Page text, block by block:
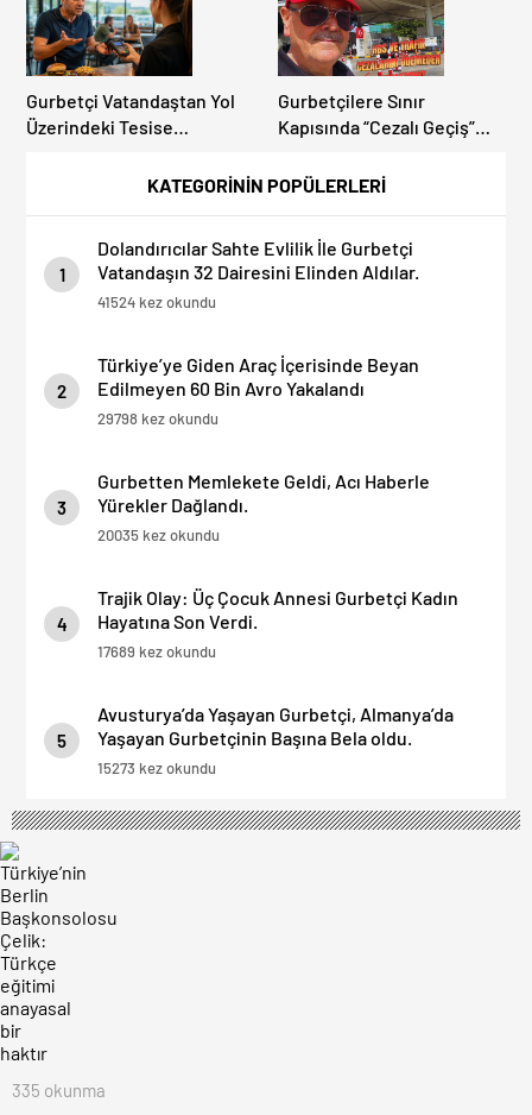
KATEGORİNİN POPÜLERLERİ
1
Dolandırıcılar Sahte Evlilik İle Gurbetçi
Vatandaşın 32 Dairesini Elinden Aldılar.
41524 kez okundu
2
Türkiye’ye Giden Araç İçerisinde Beyan
Edilmeyen 60 Bin Avro Yakalandı
29798 kez okundu
3
Gurbetten Memlekete Geldi, Acı Haberle
Yürekler Dağlandı.
20035 kez okundu
4
Trajik Olay: Üç Çocuk Annesi Gurbetçi Kadın
Hayatına Son Verdi.
17689 kez okundu
5
Avusturya’da Yaşayan Gurbetçi, Almanya’da
Yaşayan Gurbetçinin Başına Bela oldu.
15273 kez okundu
Gurbetçi Vatandaştan Yol
Üzerindeki Tesise
“Hesabınızı Mutlaka Kontrol
Gurbetçilere Sınır
Kapısında “Cezalı Geçiş”
Dışına Çıkamıyor!
335 okunma